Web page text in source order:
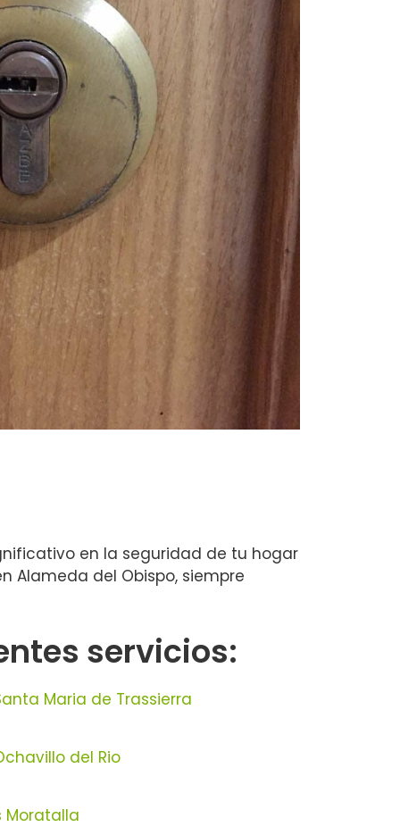
en la seguridad de tu hogar
Alameda del Obispo, siempre
servicios:
Maria de Trassierra
del Rio
Moratalla